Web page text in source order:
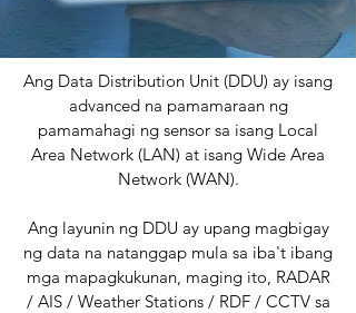
Ang Data Distribution Unit (DDU) ay isang
advanced na pamamaraan ng
pamamahagi ng sensor sa isang Local
Area Network (LAN) at isang Wide Area
Network (WAN).
Ang layunin ng DDU ay upang magbigay
ng data na natanggap mula sa iba't ibang
mga mapagkukunan, maging ito, RADAR
/ AIS / Weather Stations / RDF / CCTV sa